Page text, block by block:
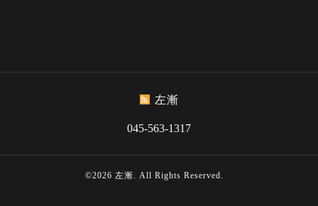
左漸
045-563-1317
©2026 左漸. All Rights Reserved.